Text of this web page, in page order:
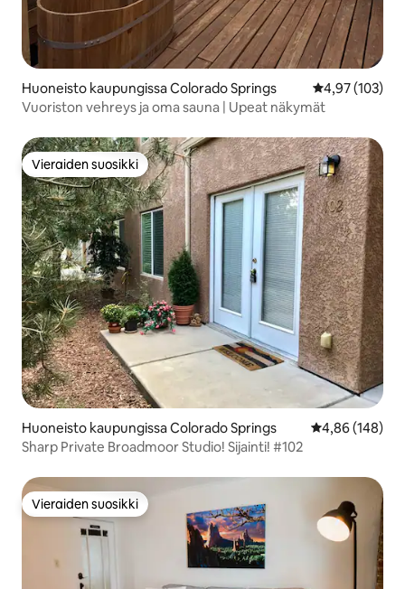
Huoneisto kaupungissa Colorado Springs
4,97 (103)
Vuoriston vehreys ja oma sauna | Upeat näkymät
Vieraiden suosikki
Vieraiden suosikki
Huoneisto kaupungissa Colorado Springs
4,86 (148)
Sharp Private Broadmoor Studio! Sijainti! #102
Vieraiden suosikki
Vieraiden suosikki